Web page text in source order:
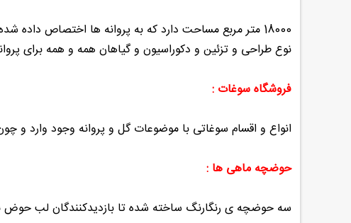
18000 متر مربع مساحت دارد که به پروانه ها اختصاص
نوع طراحی و تزئین و دکوراسیون و گیاهان همه و همه برای
فروشگاه سوغات :
انواع و اقسام سوغاتی با موضوعات گل و پروانه وجود وارد
حوضچه ماهی ها :
سه حوضچه ی رنگارنگ ساخته شده تا بازدیدکنندگان لب